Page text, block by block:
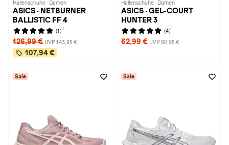
Hallenschuhe · Damen
ASICS · NETBURNER
BALLISTIC FF 4
(1) 1
126,99 € UVP 143,95 €
107,94 €
Hallenschuhe · Damen
ASICS · GEL-COURT
HUNTER 3
(4) 1
62,99 € UVP 92,95 €
Sale Sale